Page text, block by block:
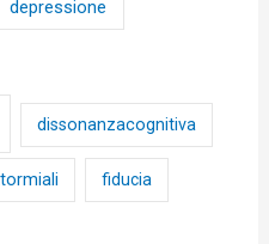
depressione
dissonanzacognitiva
fiducia